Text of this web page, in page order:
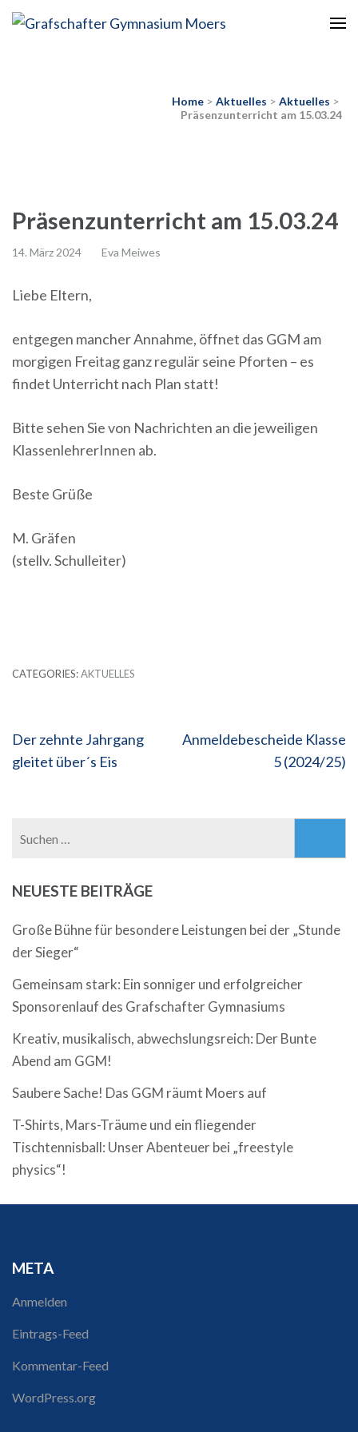
Home > Aktuelles > Aktuelles >
Präsenzunterricht am 15.03.24
Präsenzunterricht am 15.03.24
14. März 2024 Eva Meiwes
Liebe Eltern,
entgegen mancher Annahme, öffnet das GGM am
morgigen Freitag ganz regulär seine Pforten – es
findet Unterricht nach Plan statt!
Bitte sehen Sie von Nachrichten an die jeweiligen
KlassenlehrerInnen ab.
Beste Grüße
M. Gräfen
(stellv. Schulleiter)
CATEGORIES:AKTUELLES
Beitragsnavigation
Der zehnte Jahrgang
gleitet über´s Eis
Anmeldebescheide Klasse
5 (2024/25)
NEUESTE BEITRÄGE
Große Bühne für besondere Leistungen bei der „Stunde
der Sieger“
Gemeinsam stark: Ein sonniger und erfolgreicher
Sponsorenlauf des Grafschafter Gymnasiums
Kreativ, musikalisch, abwechslungsreich: Der Bunte
Abend am GGM!
Saubere Sache! Das GGM räumt Moers auf
T-Shirts, Mars-Träume und ein fliegender
Tischtennisball: Unser Abenteuer bei „freestyle
physics“!
META
Anmelden
Eintrags-Feed
Kommentar-Feed
WordPress.org